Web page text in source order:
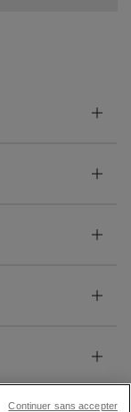
Continuer sans accepter